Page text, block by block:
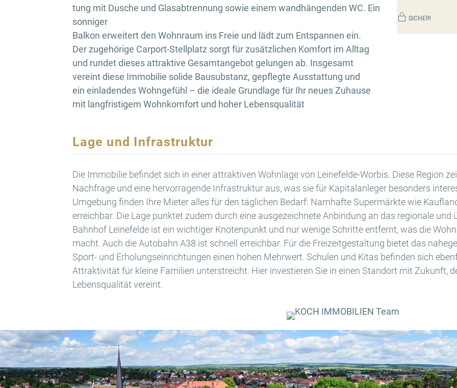
tung mit Dusche und Glasabtrennung sowie einem wandhängenden WC. Ein
sonniger
Balkon erweitert den Wohnraum ins Freie und lädt zum Entspannen ein.
Der zugehörige Carport-Stellplatz sorgt für zusätzlichen Komfort im Alltag
und rundet dieses attraktive Gesamtangebot gelungen ab. Insgesamt
vereint diese Immobilie solide Bausubstanz, gepflegte Ausstattung und
ein einladendes Wohngefühl – die ideale Grundlage für Ihr neues Zuhause
mit langfristigem Wohnkomfort und hoher Lebensqualität
SICHER!
Lage und Infrastruktur
Die Immobilie befindet sich in einer attraktiven Wohnlage von Leinefelde-Worbis. Diese Region
Nachfrage und eine hervorragende Infrastruktur aus, was sie für Kapitalanleger besonders
Umgebung finden Ihre Mieter alles für den täglichen Bedarf: Namhafte Supermärkte wie
erreichbar. Die Lage punktet zudem durch eine ausgezeichnete Anbindung an das regionale und
Bahnhof Leinefelde ist ein wichtiger Knotenpunkt und nur wenige Schritte entfernt, was die
macht. Auch die Autobahn A38 ist schnell erreichbar. Für die Freizeitgestaltung bietet das
Sport- und Erholungseinrichtungen einen hohen Mehrwert. Schulen und Kitas befinden sich
Attraktivität für kleine Familien unterstreicht. Hier investieren Sie in einen Standort mit Zukunft,
Lebensqualität vereint.